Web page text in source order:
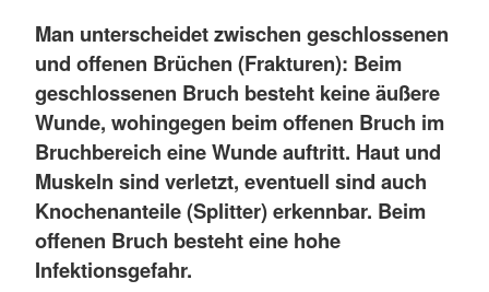
Man unterscheidet zwischen geschlossenen
und offenen Brüchen (Frakturen): Beim
geschlossenen Bruch besteht keine äußere
Wunde, wohingegen beim offenen Bruch im
Bruchbereich eine Wunde auftritt. Haut und
Muskeln sind verletzt, eventuell sind auch
Knochenanteile (Splitter) erkennbar. Beim
offenen Bruch besteht eine hohe
Infektionsgefahr.